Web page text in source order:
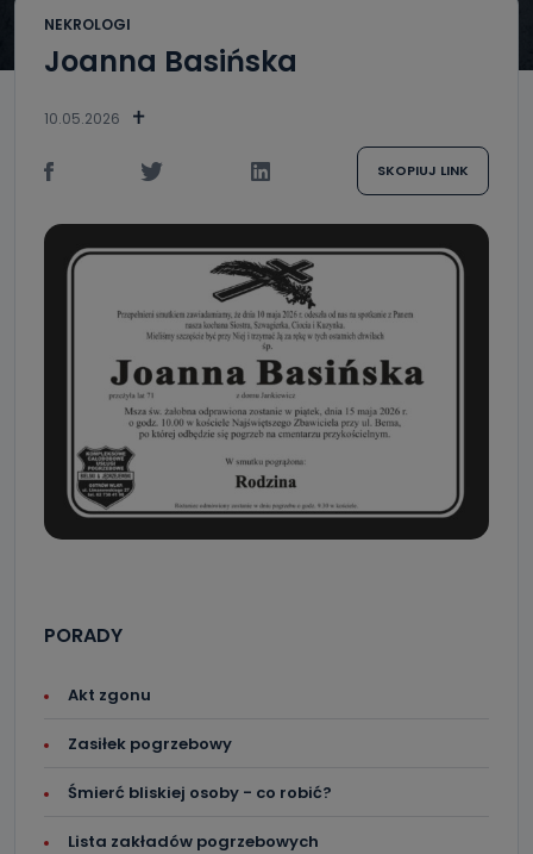
NEKROLOGI
Joanna Basińska
10.05.2026
SKOPIUJ LINK
PORADY
Akt zgonu
Zasiłek pogrzebowy
Śmierć bliskiej osoby - co robić?
Lista zakładów pogrzebowych